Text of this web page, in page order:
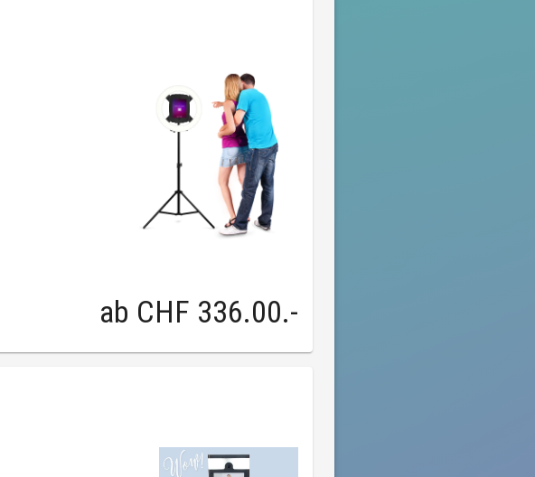
ab CHF 336.00.-